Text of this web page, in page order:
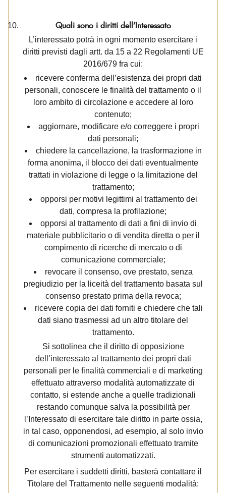
Quali sono i diritti dell’Interessato
L’interessato potrà in ogni momento esercitare i
diritti previsti dagli artt. da 15 a 22 Regolamenti UE
2016/679 fra cui:
ricevere conferma dell’esistenza dei propri dati
personali, conoscere le finalità del trattamento o il
loro ambito di circolazione e accedere al loro
contenuto;
aggiornare, modificare e/o correggere i propri
dati personali;
chiedere la cancellazione, la trasformazione in
forma anonima, il blocco dei dati eventualmente
trattati in violazione di legge o la limitazione del
trattamento;
opporsi per motivi legittimi al trattamento dei
dati, compresa la profilazione;
opporsi al trattamento di dati a fini di invio di
materiale pubblicitario o di vendita diretta o per il
compimento di ricerche di mercato o di
comunicazione commerciale;
revocare il consenso, ove prestato, senza
pregiudizio per la liceità del trattamento basata sul
consenso prestato prima della revoca;
ricevere copia dei dati forniti e chiedere che tali
dati siano trasmessi ad un altro titolare del
trattamento.
Si sottolinea che il diritto di opposizione
dell’interessato al trattamento dei propri dati
personali per le finalità commerciali e di marketing
effettuato attraverso modalità automatizzate di
contatto, si estende anche a quelle tradizionali
restando comunque salva la possibilità per
l’Interessato di esercitare tale diritto in parte ossia,
in tal caso, opponendosi, ad esempio, al solo invio
di comunicazioni promozionali effettuato tramite
strumenti automatizzati.
Per esercitare i suddetti diritti, basterà contattare il
Titolare del Trattamento nelle seguenti modalità: